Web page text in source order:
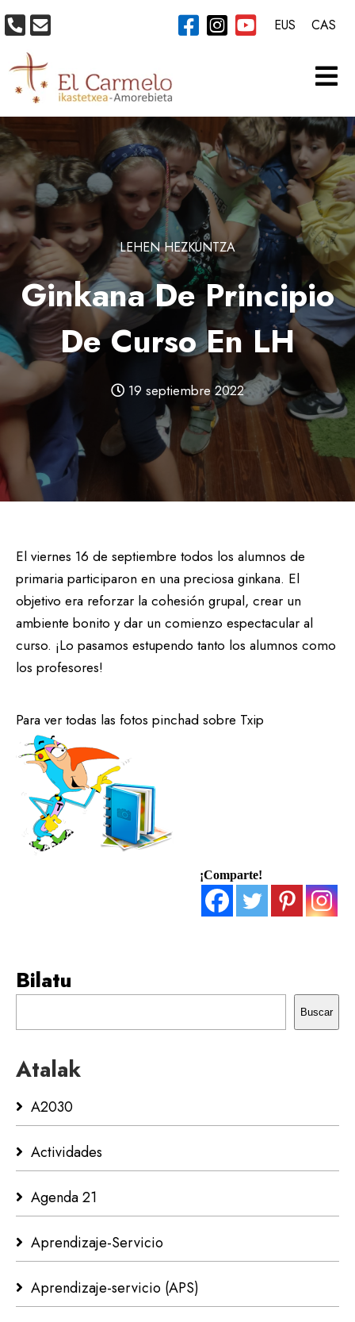
LEHEN HEZKUNTZA
Ginkana De Principio
De Curso En LH
19 septiembre 2022
El viernes 16 de septiembre todos los alumnos de
primaria participaron en una preciosa ginkana. El
objetivo era reforzar la cohesión grupal, crear un
ambiente bonito y dar un comienzo espectacular al
curso. ¡Lo pasamos estupendo tanto los alumnos como
los profesores!
Para ver todas las fotos pinchad sobre Txip
¡Comparte!
Bilatu
Buscar
Atalak
A2030
Actividades
Agenda 21
Aprendizaje-Servicio
Aprendizaje-servicio (APS)
EUS CAS